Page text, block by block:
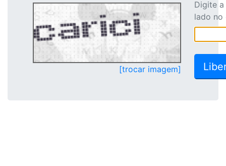
[trocar imagem]
Digite
lado no